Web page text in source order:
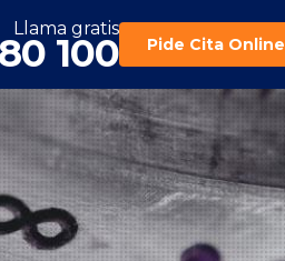
Llama gratis
100 Pide Cita Online